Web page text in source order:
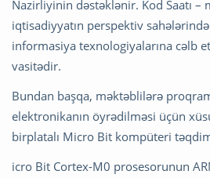
Nazirliyinin dəstəklənir. Kod Saatı
iqtisadiyyatın perspektiv
informasiya texnologiyalarına cəlb
vasitədir.
Bundan başqa, məktəblilərə
elektronikanın öyrədilməsi üçün
birplatalı Micro Bit kompüteri
icro Bit Cortex-M0 prosesorunun